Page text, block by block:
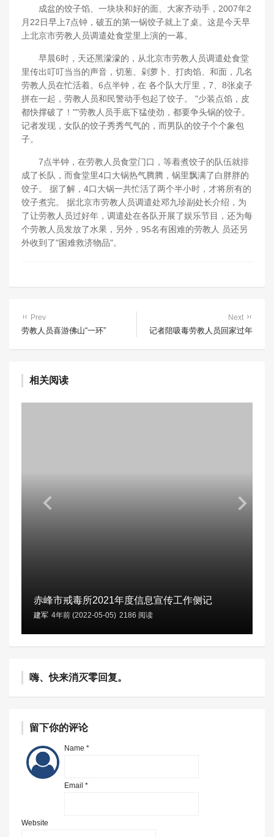
成盆的饺子馅、一块块和好的面、大家齐动手，2007年2
月22日早上7点钟，破五的第一锅饺子就上了桌。这是今天早
上北京市劳教人员调遣处食堂里上演的一幕。
早晨6时，天还黑濛濛的，从北京市劳教人员调遣处食堂
里传出叮叮当当的声音，切葱、剁萝卜、打肉馅、和面，几名
劳教人员在忙活着。6点半钟，在 各个队大厅里，7、8张桌子
拼在一起，劳教人员和民警动手包起了饺子。 "少装点馅，皮
都快撑破了！""劳教人员手底下猛使劲，都要争头锅的饺子。
记者发现，女队的饺子秀秀气气的，而男队的饺子个个象包
子。
7点半钟，在劳教人员食堂门口，等着煮饺子的队伍就排
成了长队，而食堂里4口大锅热气腾腾，锅里飘满了白胖胖的
饺子。 据了解，4口大锅一共忙活了两个半小时，才将所有的
饺子煮完。 据北京市劳教人员调遣处邓九珍副处长介绍，为
了让劳教人员过好年，调遣处在各队开展了娱乐节目，还为每
个劳教人员发放了水果，另外，95名有困难的劳教人 员还另
外收到了"困难救济物品"。
Prev
劳教人员喜游佛山“一环”
Next
记者陪吸毒劳教人员回家过年
相关阅读
赤峰市戒毒所2021年度信息宣传工作侧记
建军 4年前 (2022-05-05) 2186 阅读
嗨、快来消灭零回复。
留下你的评论
Name *
Email *
Website